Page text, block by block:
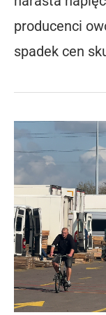
producenci
spadek cen